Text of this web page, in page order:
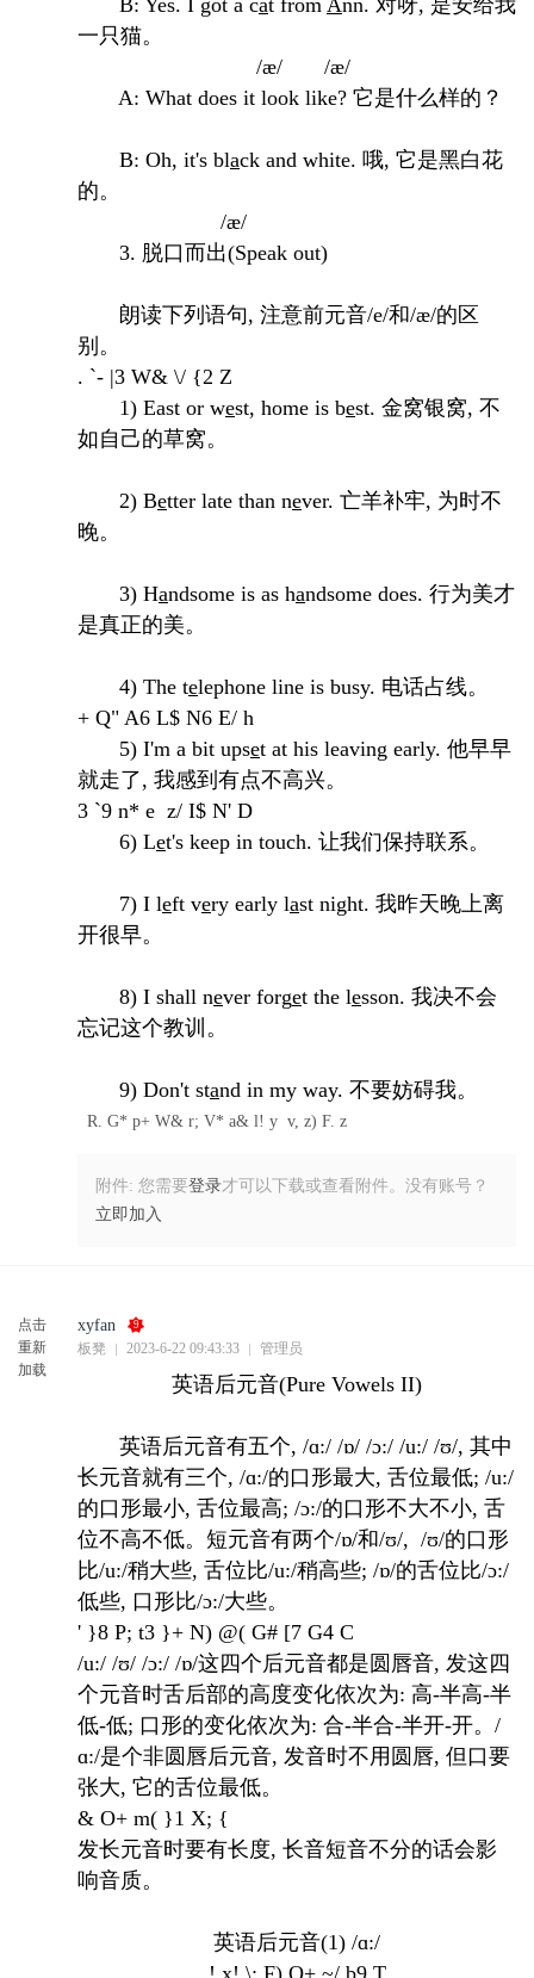
B: Yes. I got a cat from Ann. 对呀, 是安给我
一只猫。
/æ/ /æ/
A: What does it look like? 它是什么样的？
B: Oh, it's black and white. 哦, 它是黑白花
的。
/æ/
3. 脱口而出(Speak out)
朗读下列语句, 注意前元音/e/和/æ/的区
别。
. `- |3 W& \/ {2 Z
1) East or west, home is best. 金窝银窝, 不
如自己的草窝。
2) Better late than never. 亡羊补牢, 为时不
晚。
3) Handsome is as handsome does. 行为美才
是真正的美。
4) The telephone line is busy. 电话占线。
+ Q" A6 L$ N6 E/ h
5) I'm a bit upset at his leaving early. 他早早
就走了, 我感到有点不高兴。
3 `9 n* e z/ I$ N' D
6) Let's keep in touch. 让我们保持联系。
7) I left very early last night. 我昨天晚上离
开很早。
8) I shall never forget the lesson. 我决不会
忘记这个教训。
9) Don't stand in my way. 不要妨碍我。
R. G* p+ W& r; V* a& l! y v, z) F. z
附件: 您需要登录才可以下载或查看附件。没有账号？
立即加入
点击
重新
加载
xyfan 9
板凳 2023-6-22 09:43:33 管理员
英语后元音(Pure Vowels II)
英语后元音有五个, /ɑ:/ /ɒ/ /ɔ:/ /u:/ /ʊ/, 其中
长元音就有三个, /ɑ:/的口形最大, 舌位最低; /u:/
的口形最小, 舌位最高; /ɔ:/的口形不大不小, 舌
位不高不低。短元音有两个/ɒ/和/ʊ/, /ʊ/的口形
比/u:/稍大些, 舌位比/u:/稍高些; /ɒ/的舌位比/ɔ:/
低些, 口形比/ɔ:/大些。
' }8 P; t3 }+ N) @( G# [7 G4 C
/u:/ /ʊ/ /ɔ:/ /ɒ/这四个后元音都是圆唇音, 发这四
个元音时舌后部的高度变化依次为: 高-半高-半
低-低; 口形的变化依次为: 合-半合-半开-开。/
ɑ:/是个非圆唇后元音, 发音时不用圆唇, 但口要
张大, 它的舌位最低。
& O+ m( }1 X; {
发长元音时要有长度, 长音短音不分的话会影
响音质。
英语后元音(1) /ɑ:/
! x! \: F) O+ ~/ b9 T